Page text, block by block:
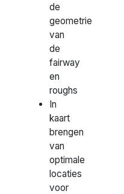
de
geometrie
van
de
fairway
en
roughs
In
kaart
brengen
van
optimale
locaties
voor